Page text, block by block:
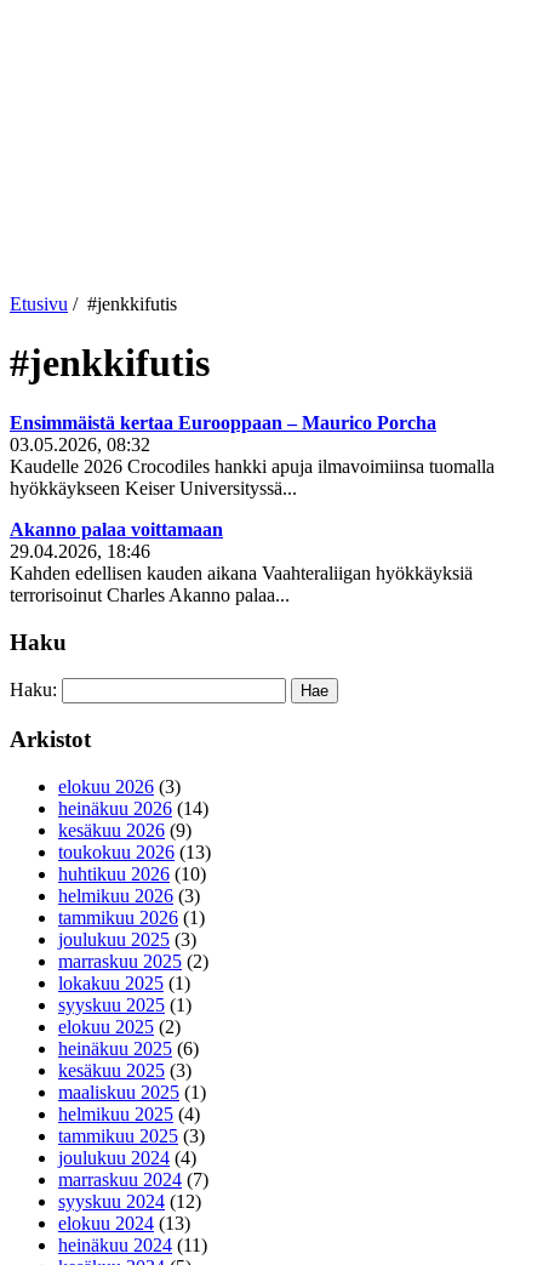
Etusivu / #jenkkifutis
#jenkkifutis
Ensimmäistä kertaa Eurooppaan – Maurico Porcha
03.05.2026, 08:32
Kaudelle 2026 Crocodiles hankki apuja ilmavoimiinsa tuomalla
hyökkäykseen Keiser Universityssä...
Akanno palaa voittamaan
29.04.2026, 18:46
Kahden edellisen kauden aikana Vaahteraliigan hyökkäyksiä
terrorisoinut Charles Akanno palaa...
Haku
Haku:
Arkistot
elokuu 2026 (3)
heinäkuu 2026 (14)
kesäkuu 2026 (9)
toukokuu 2026 (13)
huhtikuu 2026 (10)
helmikuu 2026 (3)
tammikuu 2026 (1)
joulukuu 2025 (3)
marraskuu 2025 (2)
lokakuu 2025 (1)
syyskuu 2025 (1)
elokuu 2025 (2)
heinäkuu 2025 (6)
kesäkuu 2025 (3)
maaliskuu 2025 (1)
helmikuu 2025 (4)
tammikuu 2025 (3)
joulukuu 2024 (4)
marraskuu 2024 (7)
syyskuu 2024 (12)
elokuu 2024 (13)
heinäkuu 2024 (11)